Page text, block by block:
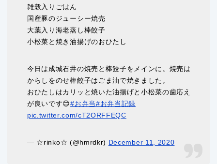
雑穀入りごはん
国産豚のジューシー焼売
大葉入り海老蒸し棒餃子
小松菜と焼き油揚げのおひたし
今日は成城石井の焼売と棒餃子をメインに。焼売は
からしをのせ棒餃子はごま油で焼きました。
おひたしはカリッと焼いた油揚げと小松菜の歯応え
が良いです😊#お弁当 #お弁当記録
pic.twitter.com/cT2ORFFEQC
— ☆rinko☆ (@hmrdkr) December 11, 2020